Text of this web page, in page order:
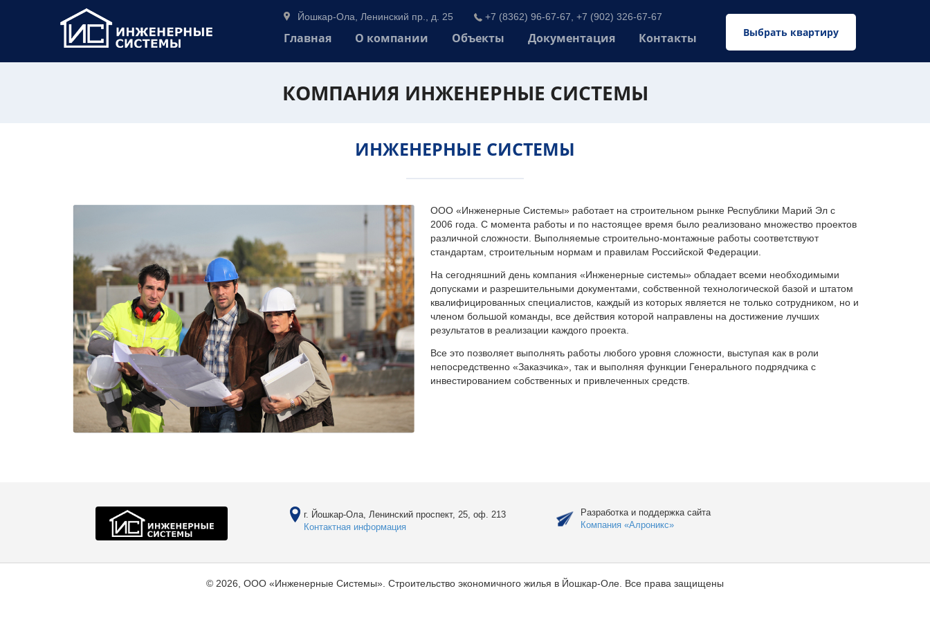
Выбрать квартиру
Йошкар-Ола, Ленинский пр., д. 25 +7 (8362) 96-67-67, +7 (902) 326-67-67
Главная О компании Объекты Документация Контакты
КОМПАНИЯ ИНЖЕНЕРНЫЕ СИСТЕМЫ
ИНЖЕНЕРНЫЕ СИСТЕМЫ
ООО «Инженерные Системы» работает на строительном рынке Республики Марий Эл с
2006 года. С момента работы и по настоящее время было реализовано множество проектов
различной сложности. Выполняемые строительно-монтажные работы соответствуют
стандартам, строительным нормам и правилам Российской Федерации.
На сегодняшний день компания «Инженерные системы» обладает всеми необходимыми
допусками и разрешительными документами, собственной технологической базой и штатом
квалифицированных специалистов, каждый из которых является не только сотрудником, но и
членом большой команды, все действия которой направлены на достижение лучших
результатов в реализации каждого проекта.
Все это позволяет выполнять работы любого уровня сложности, выступая как в роли
непосредственно «Заказчика», так и выполняя функции Генерального подрядчика с
инвестированием собственных и привлеченных средств.
г. Йошкар-Ола, Ленинский проспект, 25, оф. 213
Контактная информация
Разработка и поддержка сайта
Компания «Алроникс»
© 2026, ООО «Инженерные Системы». Строительство экономичного жилья в Йошкар-Оле. Все права защищены